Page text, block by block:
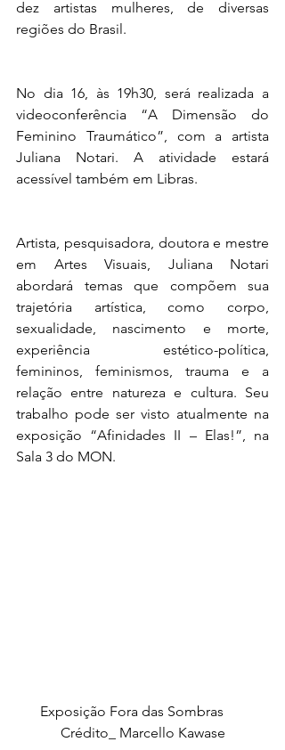
dez artistas mulheres, de diversas
regiões do Brasil.
No dia 16, às 19h30, será realizada a
videoconferência “A Dimensão do
Feminino Traumático”, com a artista
Juliana Notari. A atividade estará
acessível também em Libras.
Artista, pesquisadora, doutora e mestre
em Artes Visuais, Juliana Notari
abordará temas que compõem sua
trajetória artística, como corpo,
sexualidade, nascimento e morte,
experiência estético-política,
femininos, feminismos, trauma e a
relação entre natureza e cultura. Seu
trabalho pode ser visto atualmente na
exposição “Afinidades II – Elas!”, na
Sala 3 do MON.
Exposição Fora das Sombras
Crédito_ Marcello Kawase